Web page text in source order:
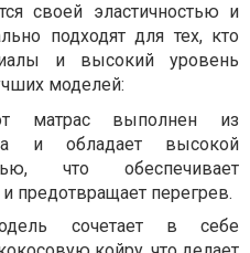
своей эластичностью и
подходят для тех, кто
и высокий уровень
моделей:
матрас выполнен из
и обладает высокой
что обеспечивает
предотвращает перегрев.
сочетает в себе